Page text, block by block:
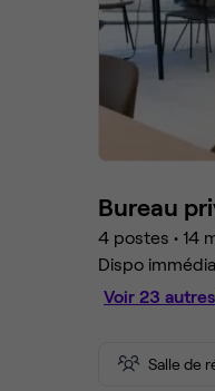
Bureau
4 postes • 14
Dispo
Voir 23
Salle de